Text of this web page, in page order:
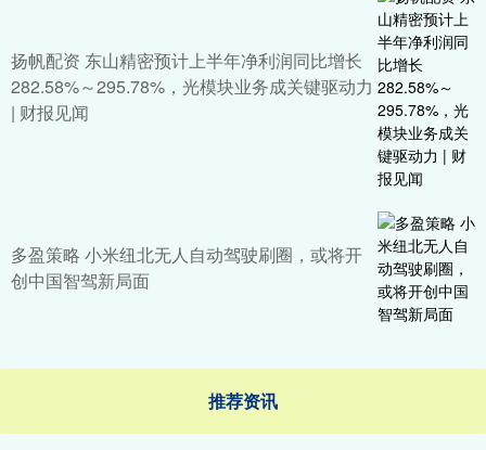
扬帆配资 东山精密预计上半年净利润同比增长
282.58%～295.78%，光模块业务成关键驱动力
| 财报见闻
多盈策略 小米纽北无人自动驾驶刷圈，或将开
创中国智驾新局面
推荐资讯